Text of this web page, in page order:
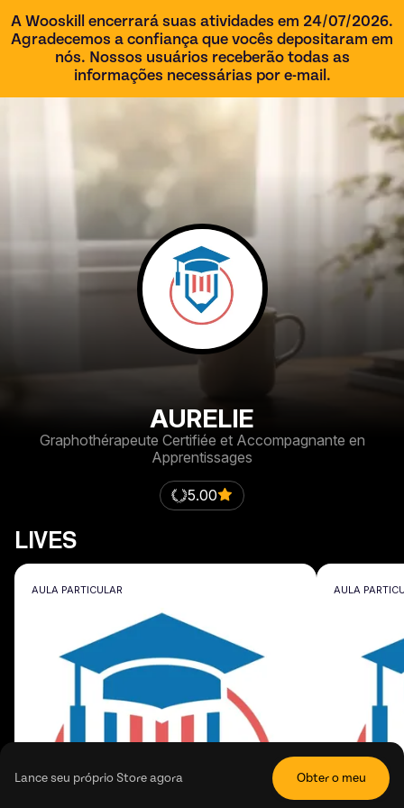
A Wooskill encerrará suas atividades em 24/07/2026.
Agradecemos a confiança que vocês depositaram em
nós. Nossos usuários receberão todas as
informações necessárias por e-mail.
AURELIE
Graphothérapeute Certifiée et Accompagnante en
Apprentissages
5.00
LIVES
AULA PARTICULAR AULA
Lance seu próprio Store agora Obter o meu